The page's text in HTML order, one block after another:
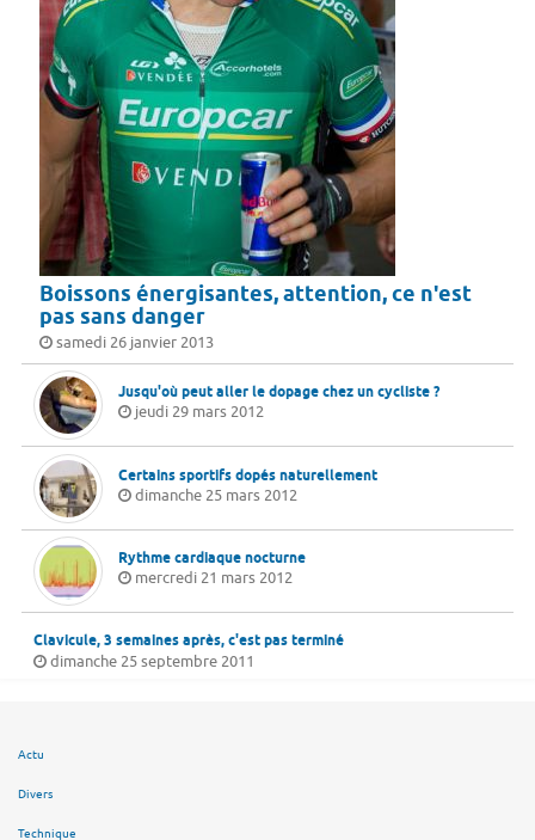
Boissons énergisantes, attention, ce n'est
pas sans danger
samedi 26 janvier 2013
Jusqu'où peut aller le dopage chez un cycliste ?
jeudi 29 mars 2012
Certains sportifs dopés naturellement
dimanche 25 mars 2012
Rythme cardiaque nocturne
mercredi 21 mars 2012
Clavicule, 3 semaines après, c'est pas terminé
dimanche 25 septembre 2011
Actu
Divers
Technique